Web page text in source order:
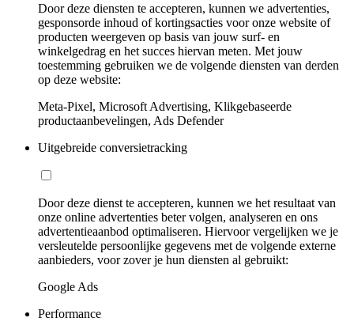
Door deze diensten te accepteren, kunnen we advertenties,
gesponsorde inhoud of kortingsacties voor onze website of
producten weergeven op basis van jouw surf- en
winkelgedrag en het succes hiervan meten. Met jouw
toestemming gebruiken we de volgende diensten van derden
op deze website:
Meta-Pixel, Microsoft Advertising, Klikgebaseerde
productaanbevelingen, Ads Defender
Uitgebreide conversietracking
Door deze dienst te accepteren, kunnen we het resultaat van
onze online advertenties beter volgen, analyseren en ons
advertentieaanbod optimaliseren. Hiervoor vergelijken we je
versleutelde persoonlijke gegevens met de volgende externe
aanbieders, voor zover je hun diensten al gebruikt:
Google Ads
Performance